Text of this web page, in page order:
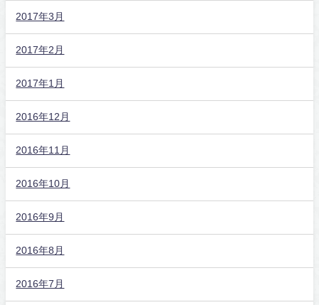
2017年3月
2017年2月
2017年1月
2016年12月
2016年11月
2016年10月
2016年9月
2016年8月
2016年7月